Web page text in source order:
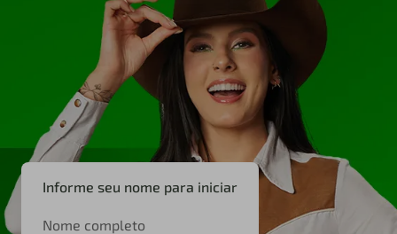
Informe seu nome para iniciar
Nome completo